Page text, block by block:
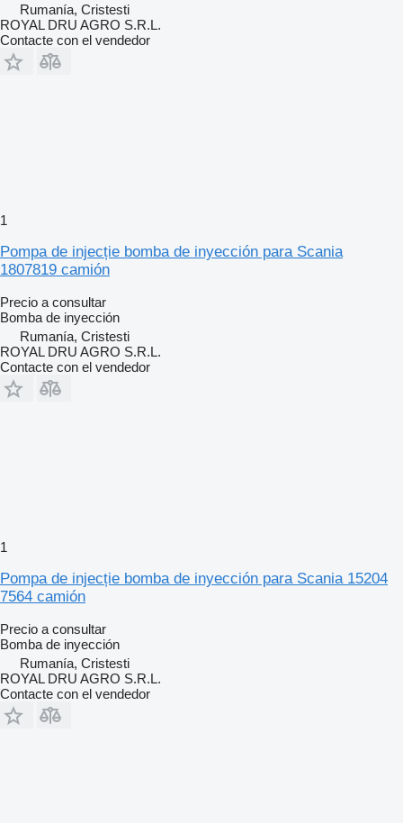
Rumanía, Cristesti
ROYAL DRU AGRO S.R.L.
Contacte con el vendedor
1
Pompa de injecție bomba de inyección para Scania
1807819 camión
Precio a consultar
Bomba de inyección
Rumanía, Cristesti
ROYAL DRU AGRO S.R.L.
Contacte con el vendedor
1
Pompa de injecție bomba de inyección para Scania 15204
7564 camión
Precio a consultar
Bomba de inyección
Rumanía, Cristesti
ROYAL DRU AGRO S.R.L.
Contacte con el vendedor